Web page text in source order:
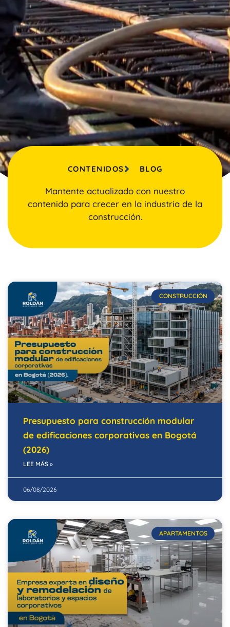
CONTENIDOS BLOG
Mantente actualizado con nuestro
contenido para crecer en la industria de la
construcción.
CONSTRUCCIÓN
Presupuesto para construcción modular
de edificaciones corporativas en Bogotá
(2026)
LEE MÁS »
06/08/2026
APARTAMENTOS